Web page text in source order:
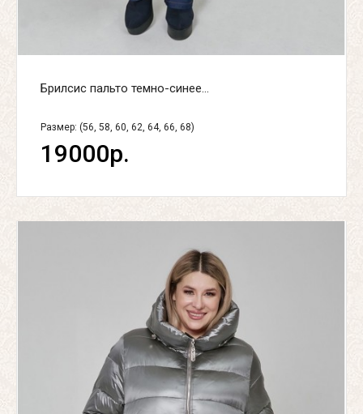
Брилсис пальто темно-синее...
Размер: (56, 58, 60, 62, 64, 66, 68)
19000р.